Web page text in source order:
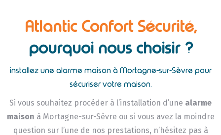
Atlantic Confort Sécurité,
pourquoi nous choisir ?
installez une alarme maison à Mortagne-sur-Sèvre pour
sécuriser votre maison.
Si vous souhaitez procéder à l’installation d’une alarme
maison à Mortagne-sur-Sèvre ou si vous avez la moindre
question sur l’une de nos prestations, n’hésitez pas à